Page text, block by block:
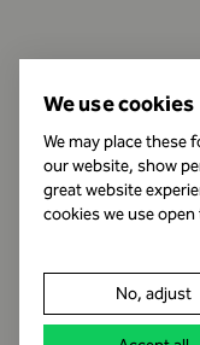
Öffnungszeiten
Datenschutz
We use cookies
We may place these
our website, show
great website
cookies we use
No, adjust